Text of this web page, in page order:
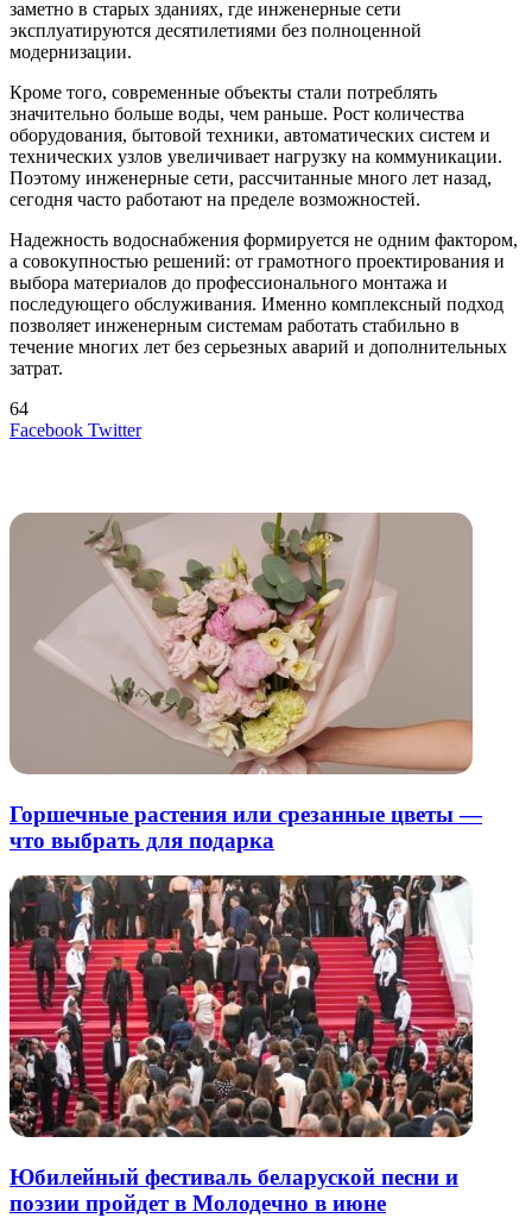
заметно в старых зданиях, где инженерные сети
эксплуатируются десятилетиями без полноценной
модернизации.
Кроме того, современные объекты стали потреблять
значительно больше воды, чем раньше. Рост количества
оборудования, бытовой техники, автоматических систем и
технических узлов увеличивает нагрузку на коммуникации.
Поэтому инженерные сети, рассчитанные много лет назад,
сегодня часто работают на пределе возможностей.
Надежность водоснабжения формируется не одним фактором,
а совокупностью решений: от грамотного проектирования и
выбора материалов до профессионального монтажа и
последующего обслуживания. Именно комплексный подход
позволяет инженерным системам работать стабильно в
течение многих лет без серьезных аварий и дополнительных
затрат.
64
Facebook TwitterLinkedIn
Tumblr
Reddit
Вконтакте
Одноклассники
Skype
Messenger
Messenger
WhatsApp
Telegram
Viber
Line
Поделиться
Печатать
Горшечные растения или срезанные цветы —
что выбрать для подарка
Юбилейный фестиваль беларуской песни и
поэзии пройдет в Молодечно в июне